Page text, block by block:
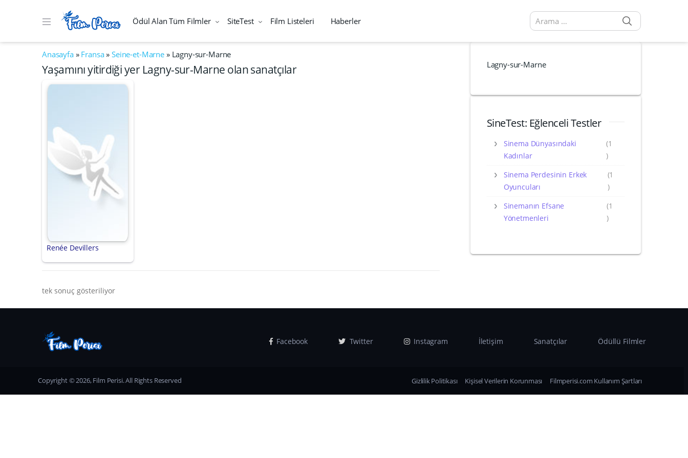
Ödül Alan Tüm Filmler SiteTest Film Listeleri Haberler
Arama sonuçları:
Anasayfa» Fransa»Seine-et-Marne» Lagny-sur-Marne
Yaşamını yitirdiği yer Lagny-sur-Marne olan sanatçılar
Renée Devillers
tek sonuç gösteriliyor
Lagny-sur-Marne
SineTest: Eğlenceli Testler
Sinema Dünyasındaki
Kadınlar
(1
)
Sinema Perdesinin Erkek
Oyuncuları
(1
)
Sinemanın Efsane
Yönetmenleri
(1
)
Facebook Twitter Instagram İletişim Sanatçılar Ödüllü Filmler
Copyright © 2026, Film Perisi. All Rights Reserved Gizlilik Politikası Kişisel Verilerin Korunması Filmperisi.com Kullanım Şartları